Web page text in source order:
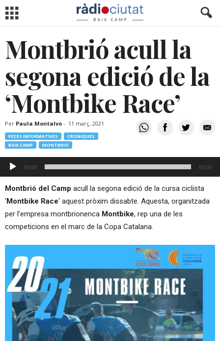
Montbrió acull la
segona edició de la
‘Montbike Race’
Per Paula Montalvo - 11 març, 2021
PECES INFORMATIVES
CRONIQUES
BAIX CAMP
MONTBRIO
Reproductor
d'àudio
00:00 00:00
Montbrió del Camp acull la segona edició de la cursa ciclista
‘Montbike Race‘ aquest pròxim dissabte. Aquesta, organitzada
per l’empresa montbrionenca Montbike, rep una de les
competicions en el marc de la Copa Catalana.